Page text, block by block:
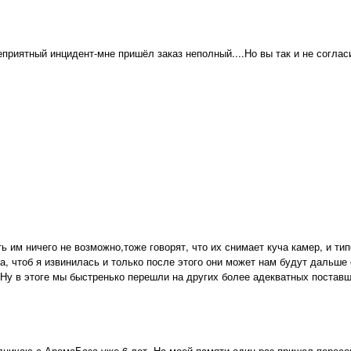
инцидент-мне пришёл заказ неполный....Но вы так и не
им ничего не возможно,тоже говорят, что их снимает куча камер, и
я извинилась и только после этого они может нам будут
в этоге мы быстренько перешли на других более адекватных